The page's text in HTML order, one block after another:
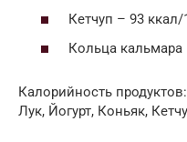
Кетчуп – 93 ккал/
Кольца кальмара
Калорийность
Лук, Йогурт, Коньяк,